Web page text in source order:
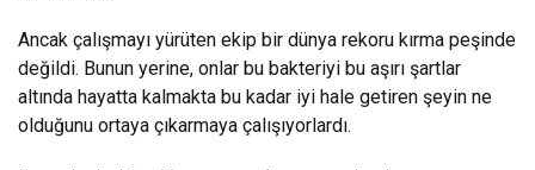
Ancak çalışmayı yürüten ekip bir dünya rekoru kırma peşinde
değildi. Bunun yerine, onlar bu bakteriyi bu aşırı şartlar
altında hayatta kalmakta bu kadar iyi hale getiren şeyin ne
olduğunu ortaya çıkarmaya çalışıyorlardı.